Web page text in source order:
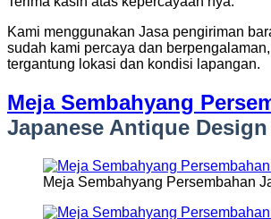
Kami menggunakan Jasa pengiriman
sudah kami percaya dan
tergantung lokasi dan kondisi lapangan.
Meja Sembahyang
Japanese Antique Design
Meja Sembahyang Persembahan